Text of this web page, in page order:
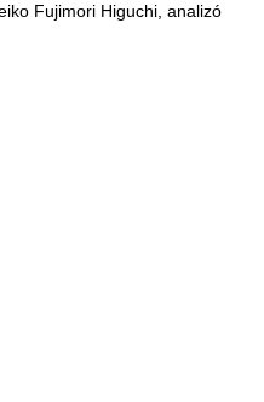
Fujimori Higuchi, analizó